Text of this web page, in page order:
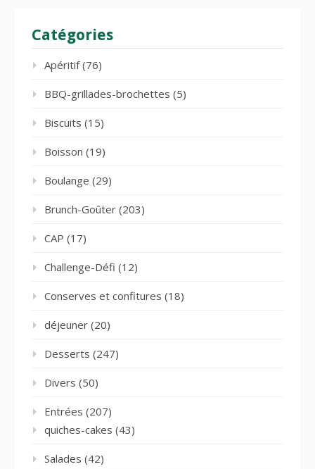
Catégories
Apéritif(76)
BBQ-grillades-brochettes (5)
Biscuits (15)
Boisson (19)
Boulange (29)
Brunch-Goûter (203)
CAP (17)
Challenge-Défi (12)
Conserves et confitures (18)
déjeuner (20)
Desserts (247)
Divers (50)
Entrées (207)
quiches-cakes (43)
Salades (42)